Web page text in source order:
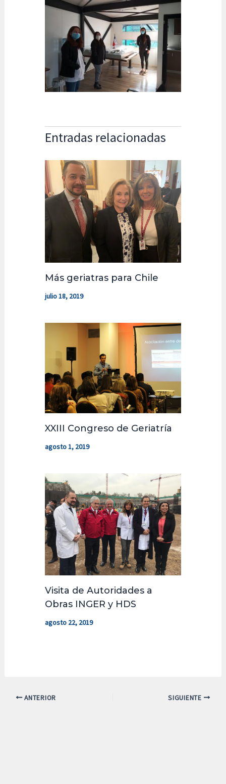
Entradas relacionadas
Más geriatras para Chile
julio 18, 2019
XXIII Congreso de Geriatría
agosto 1, 2019
Visita de Autoridades a
Obras INGER y HDS
agosto 22, 2019
ANTERIOR SIGUIENTE